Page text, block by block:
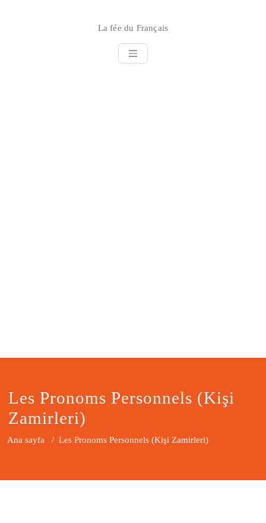
La fée du Français
Les Pronoms Personnels (Kişi
Zamirleri)
Ana sayfa / Les Pronoms Personnels (Kişi Zamirleri)